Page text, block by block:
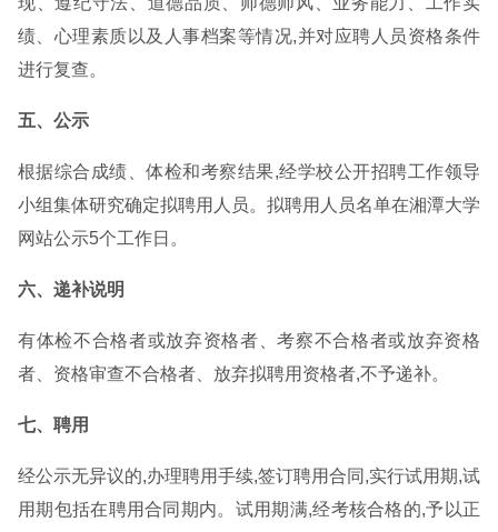
绩、心理素质以及人事档案等情况,并对应聘人员资格条件
进行复查。
五、公示
根据综合成绩、体检和考察结果,经学校公开招聘工作领导
小组集体研究确定拟聘用人员。拟聘用人员名单在湘潭大学
网站公示5个工作日。
六、递补说明
有体检不合格者或放弃资格者、考察不合格者或放弃资格
者、资格审查不合格者、放弃拟聘用资格者,不予递补。
七、聘用
经公示无异议的,办理聘用手续,签订聘用合同,实行试用期,试
用期包括在聘用合同期内。试用期满,经考核合格的,予以正